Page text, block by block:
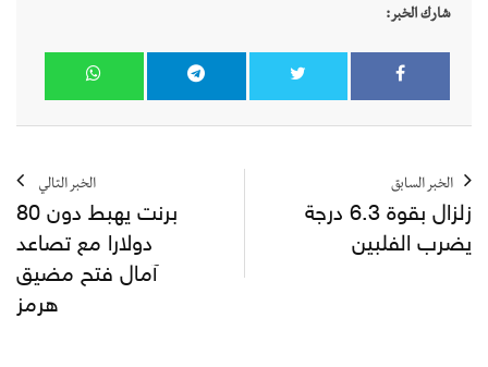
شارك الخبر:
الخبر السابق
زلزال بقوة 6.3 درجة
يضرب الفلبين
الخبر التالي
برنت يهبط دون 80
دولارا مع تصاعد
آمال فتح مضيق
هرمز